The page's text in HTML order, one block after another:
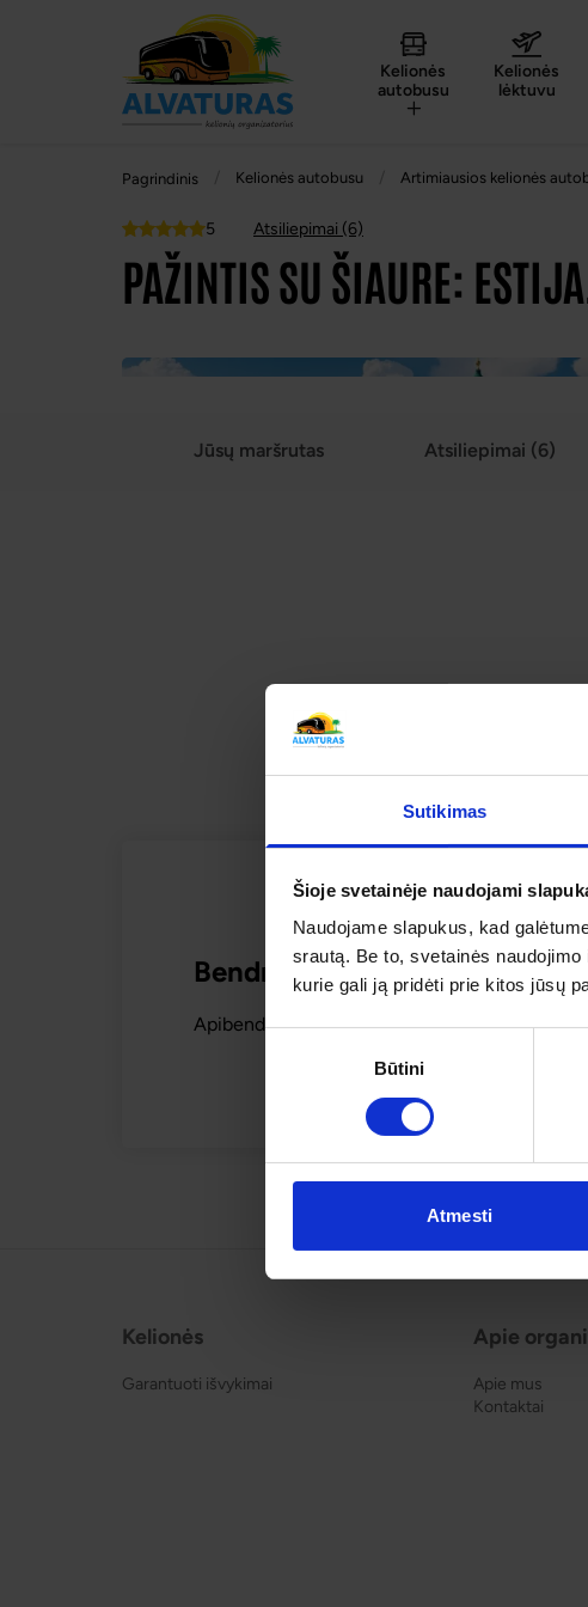
Sutikimas
Šioje svetainėje naudojami
Naudojame slapukus, kad
srautą. Be to, svetainės
kurie gali ją pridėti prie kitos jūsų
Būtini
Atmesti
Kelionės
autobusu
Kelionės
lėktuvu
Pagrindinis Kelionės autobusu Artimiausios kelionės
5 Atsiliepimai (6)
PAŽINTIS SU ŠIAURE:
Jūsų maršrutas
Atsiliepimai (6)
PAŽINTIS SU
Bendras kelionės vertinimas
Apibendrintas šios kelionės mūsų keliautojų
Kelionės
Garantuoti išvykimai
Apie
Apie mus
Kontaktai